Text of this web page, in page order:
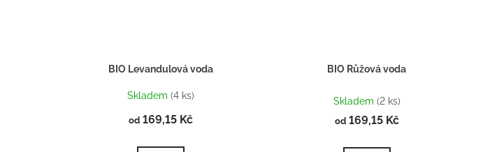
BIO Levandulová voda
Skladem(4 ks)
od 169,15 Kč
BIO Růžová voda
hodnocení
je
Skladem (2 ks)
od169,15 Kč